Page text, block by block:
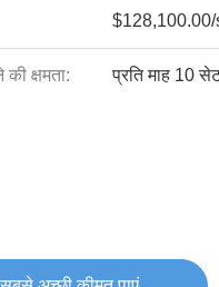
क्षमता: प्रति माह 10